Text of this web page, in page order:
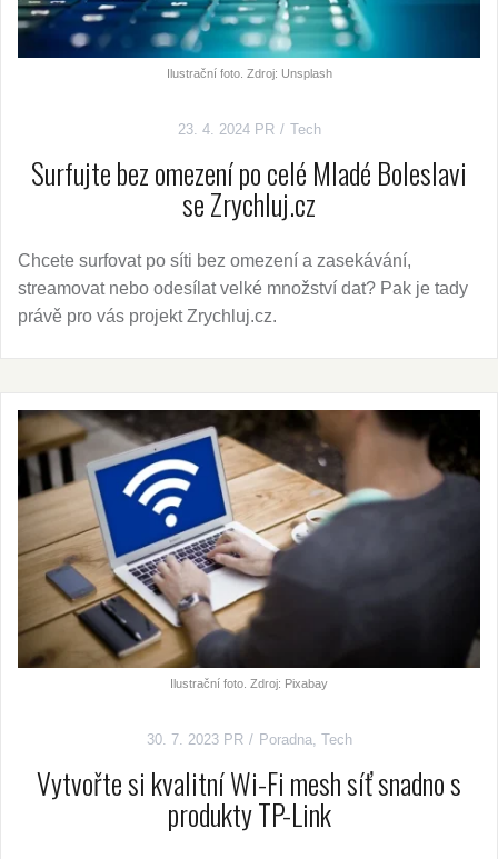
Ilustrační foto. Zdroj: Unsplash
23. 4. 2024 PR Tech
Surfujte bez omezení po celé Mladé Boleslavi
se Zrychluj.cz
Chcete surfovat po síti bez omezení a zasekávání,
streamovat nebo odesílat velké množství dat? Pak je tady
právě pro vás projekt Zrychluj.cz.
Ilustrační foto. Zdroj: Pixabay
30. 7. 2023 PR Poradna Tech
Vytvořte si kvalitní Wi-Fi mesh síť snadno s
produkty TP-Link